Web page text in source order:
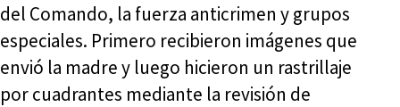
del Comando, la fuerza anticrimen y grupos
especiales. Primero recibieron imágenes que
envió la madre y luego hicieron un rastrillaje
por cuadrantes mediante la revisión de